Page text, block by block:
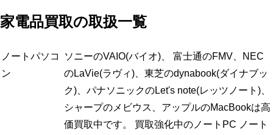
家電品買取の取扱一覧
ノートパソコ
ン
ソニーのVAIO(バイオ)、 富士通のFMV、NEC
のLaVie(ラヴィ)、東芝のdynabook(ダイナブッ
ク)、パナソニックのLet's note(レッツノート)、
シャープのメビウス、アップルのMacBookは高
価買取中です。 買取強化中のノートPC ノート